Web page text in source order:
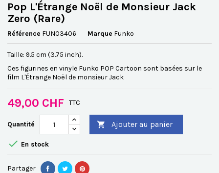
Pop L'Étrange Noël de Monsieur Jack
Zero (Rare)
Référence FUN03406 Marque Funko
Taille: 9.5 cm (3.75 inch).
Ces figurines en vinyle Funko POP Cartoon sont basées sur le
film L'Étrange Noël de monsieur Jack
49,00 CHF TTC
Quantité  Ajouter au panier
 En stock
Partager